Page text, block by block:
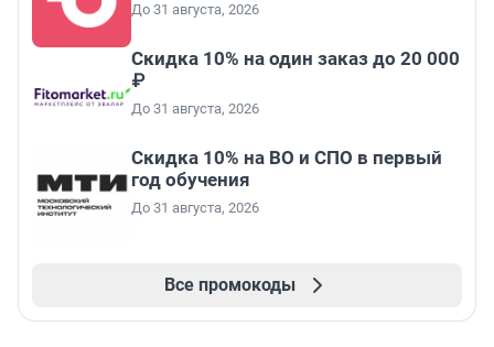
До 31 августа, 2026
Скидка 10% на один заказ до 20 000
₽
До 31 августа, 2026
Скидка 10% на ВО и СПО в первый
год обучения
До 31 августа, 2026
Все промокоды